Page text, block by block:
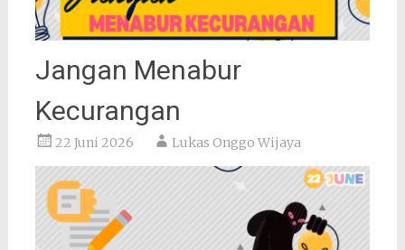
Jangan Menabur
Kecurangan
22 Juni 2026 Lukas Onggo Wijaya